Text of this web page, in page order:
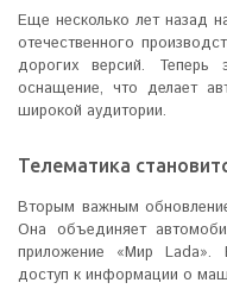
Еще несколько лет назад
отечественного
дорогих версий. Теперь
оснащение, что делает
широкой аудитории.
Телематика
Вторым важным
Она объединяет
приложение «Мир Lada».
доступ к информации о